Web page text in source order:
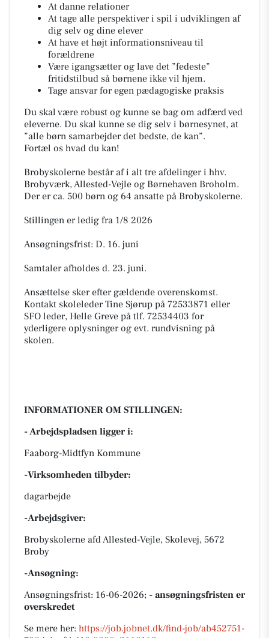
At danne relationer
At tage alle perspektiver i spil i udviklingen af
dig selv og dine elever
At have et højt informationsniveau til
forældrene
Være igangsætter og lave det ”fedeste”
fritidstilbud så børnene ikke vil hjem.
Tage ansvar for egen pædagogiske praksis
Du skal være robust og kunne se bag om adfærd ved
eleverne. Du skal kunne se dig selv i børnesynet, at
”alle børn samarbejder det bedste, de kan”.
Fortæl os hvad du kan!
Brobyskolerne består af i alt tre afdelinger i hhv.
Brobyværk, Allested-Vejle og Børnehaven Broholm.
Der er ca. 500 børn og 64 ansatte på Brobyskolerne.
Stillingen er ledig fra 1/8 2026
Ansøgningsfrist: D. 16. juni
Samtaler afholdes d. 23. juni.
Ansættelse sker efter gældende overenskomst.
Kontakt skoleleder Tine Sjørup på 72533871 eller
SFO leder, Helle Greve på tlf. 72534403 for
yderligere oplysninger og evt. rundvisning på
skolen.
INFORMATIONER OM STILLINGEN:
- Arbejdspladsen ligger i:
Faaborg-Midtfyn Kommune
-Virksomheden tilbyder:
dagarbejde
-Arbejdsgiver:
Brobyskolerne afd Allested-Vejle, Skolevej, 5672
Broby
-Ansøgning:
Ansøgningsfrist: 16-06-2026; - ansøgningsfristen er
overskredet
Se mere her: https://job.jobnet.dk/find-job/ab452751-